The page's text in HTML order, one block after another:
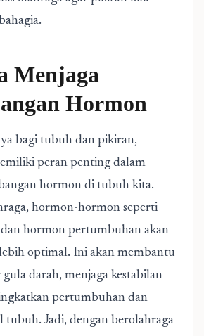
Menjaga
Hormon
bagi tubuh dan pikiran,
peran penting dalam
hormon di tubuh kita.
hormon-hormon seperti
hormon pertumbuhan akan
optimal. Ini akan membantu
darah, menjaga kestabilan
pertumbuhan dan
tubuh. Jadi, dengan berolahraga